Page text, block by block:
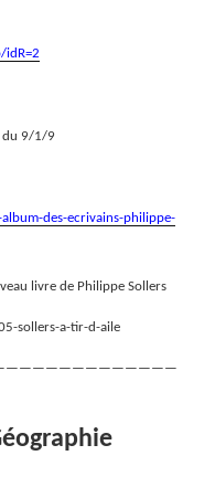
idR=2
du 9/1/9
des-ecrivains-philippe-
livre de Philippe Sollers
sollers-a-tir-d-aile